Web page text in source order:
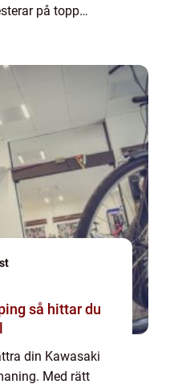
på topp
du
din Kawasaki
Med rätt